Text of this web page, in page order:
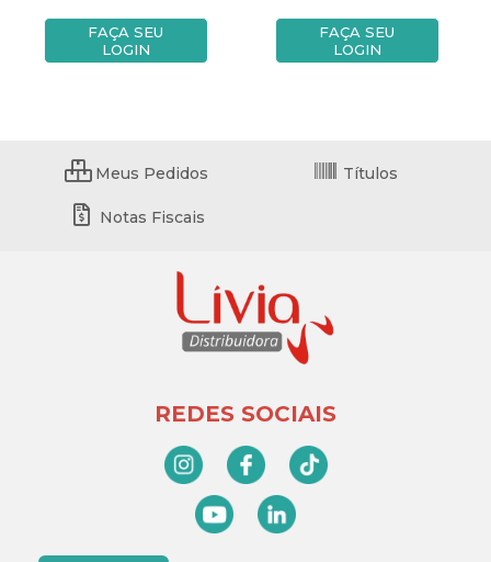
FAÇA SEU
LOGIN
FAÇA SEU
LOGIN
Meus Pedidos Títulos
Notas Fiscais
REDES SOCIAIS